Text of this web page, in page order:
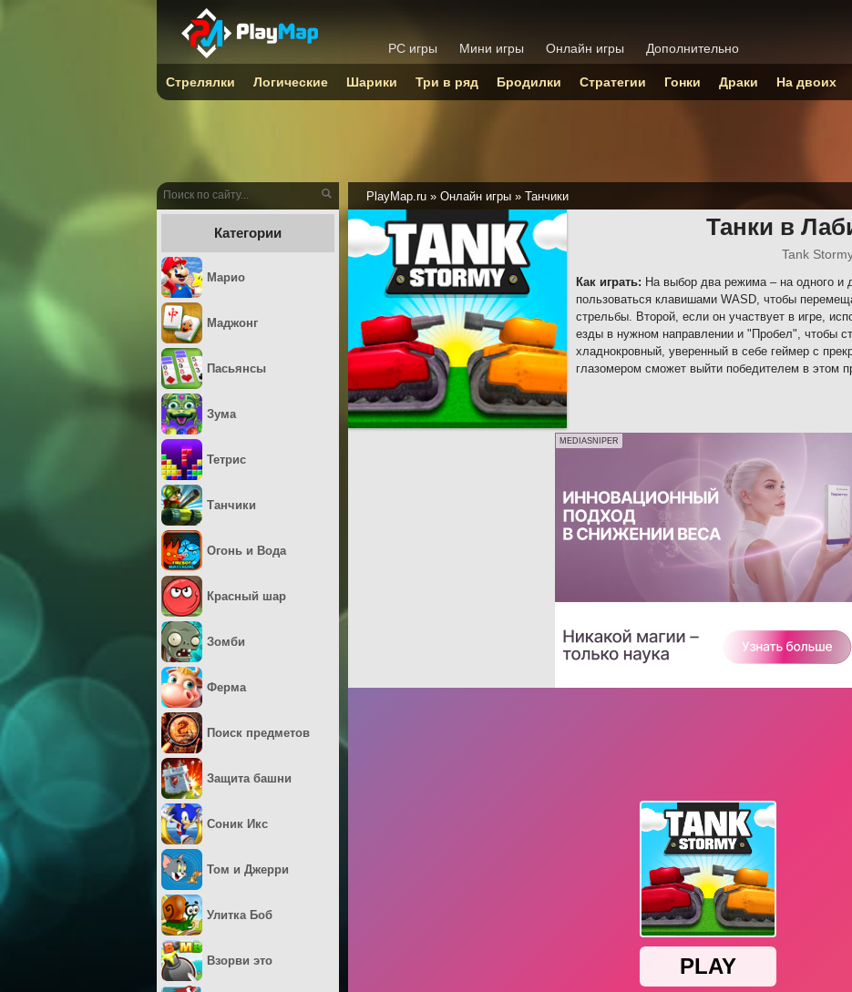
PlayMap.ru » Онлайн игры » Танчики
Танки в
Tank
Как играть: На выбор два режима – на одного и
пользоваться клавишами WASD, чтобы
стрельбы. Второй, если он участвует в игре,
езды в нужном направлении и "Пробел", чтобы
хладнокровный, уверенный в себе геймер с
глазомером сможет выйти победителем в этом
MEDIASNIPER
Категории
Марио
Маджонг
Пасьянсы
Зума
Тетрис
Танчики
Огонь и Вода
Красный шар
Зомби
Ферма
Поиск предметов
Защита башни
Соник Икс
Том и Джерри
Улитка Боб
Взорви это
PC игры Мини игры Онлайн игры Дополнительно
Стрелялки Логические Шарики Три в ряд Бродилки Стратегии Гонки Драки На двоих